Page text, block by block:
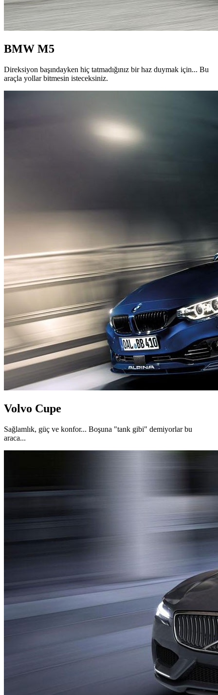
BMW M5
Direksiyon başındayken hiç tatmadığınız bir haz duymak için... Bu
araçla yollar bitmesin isteceksiniz.
Volvo Cupe
Sağlamlık, güç ve konfor... Boşuna "tank gibi" demiyorlar bu
araca...